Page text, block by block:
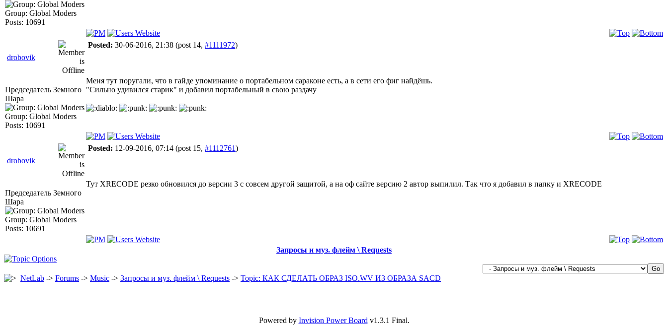
Group: Global Moders
Posts: 10691
drobovik
Posted: 30-06-2016, 21:38 (post 14, #1111972)
Председатель Земного
Шара
Group: Global Moders
Posts: 10691
Меня тут поругали, что в гайде упоминание о портабельном сараконе есть, а в сети его фиг найдёшь.
"Сильно удивился старик" и добавил портабельный в свою раздачу
drobovik
Posted: 12-09-2016, 07:14 (post 15, #1112761)
Председатель Земного
Шара
Group: Global Moders
Posts: 10691
Тут XRECODE резко обновился до версии 3 с совсем другой защитой, а на оф сайте версию 2 автор выпилил. Так что я добавил в папку и XRECODE
Запросы и муз. флeйм \ Requests
NetLab -> Forums -> Music -> Запросы и муз. флeйм \ Requests -> Topic: КАК СДЕЛАТЬ ОБРАЗ ISO.WV ИЗ ОБРАЗА SACD
Powered by Invision Power Board v1.3.1 Final.